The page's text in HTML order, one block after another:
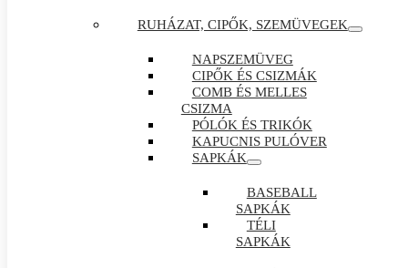
RUHÁZAT, CIPŐK, SZEMÜVEGEK
NAPSZEMÜVEG
CIPŐK ÉS CSIZMÁK
COMB ÉS MELLES
CSIZMA
PÓLÓK ÉS TRIKÓK
KAPUCNIS PULÓVER
SAPKÁK
BASEBALL
SAPKÁK
TÉLI
SAPKÁK